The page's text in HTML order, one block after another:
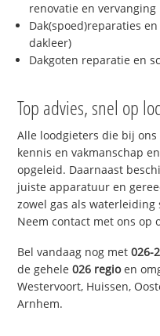
renovatie en vervanging
Dak(spoed)reparaties
dakleer)
Dakgoten reparatie en
Top advies, snel op
Alle loodgieters die bij
kennis en vakmanschap
opgeleid. Daarnaast
juiste apparatuur en
zowel gas als
Neem contact met ons op
Bel vandaag nog met026-
de gehele026 regioen
Westervoort, Huissen,
Arnhem.